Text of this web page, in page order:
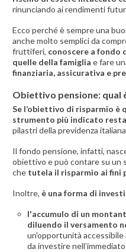
rinunciando ai rendimenti
Ecco perché è sempre una
anche molto semplici da
fruttiferi, conoscere a fondo
quelle della famiglia e fare
finanziaria, assicurativa e
Obiettivo pensione: qual
Se l’obiettivo di risparmio è
strumento più indicato
pilastri della previdenza
Il fondo pensione, infatti,
obiettivo e può contare su un
che tutela il risparmio ai fini
Inoltre, è una forma di
l'accumulo di un
diluendo il versamento
un'opportunità accessibile
da investire